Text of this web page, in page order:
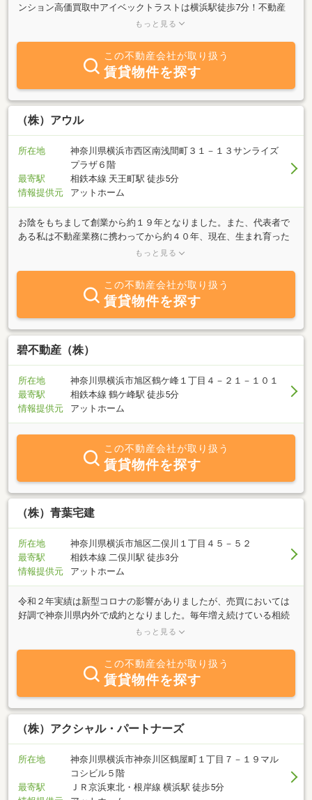
ンション高価買取中アイベックトラストは横浜駅徒歩7分！不動産
の売買・賃貸・管理及びリフォーム工事など行っております。お気
もっと見る
この不動産会社が取り扱う
賃貸物件を探す
（株）アウル
所在地
神奈川県横浜市西区南浅間町３１－１３サンライズ
プラザ６階
最寄駅
相鉄本線 天王町駅 徒歩5分
情報提供元
アットホーム
お陰をもちまして創業から約１９年となりました。また、代表者で
ある私は不動産業務に携わってから約４０年、現在、生まれ育った
天王町の地で賃貸、売買、管理等幅広く業務展開しております。賃
護士の方々から依頼を受けた任意売却物件や相続財産清算物件、成
年後見人物件等の仲介業務をおこなっています。当社事務所は一般
的な不動産屋さんの店舗・事務所とは異なりますがランドマーク等
が一望でき落ち着いた雰囲気のある事務所です。接客ルームは契約
だけではなくご相談事などにも適した個室対応となりますので、お
気軽にお越し下さい。
もっと見る
この不動産会社が取り扱う
賃貸物件を探す
碧不動産（株）
所在地
神奈川県横浜市旭区鶴ケ峰１丁目４－２１－１０１
最寄駅
相鉄本線 鶴ケ峰駅 徒歩5分
情報提供元
アットホーム
この不動産会社が取り扱う
賃貸物件を探す
（株）青葉宅建
所在地
神奈川県横浜市旭区二俣川１丁目４５－５２
最寄駅
相鉄本線 二俣川駅 徒歩3分
情報提供元
アットホーム
令和２年実績は新型コロナの影響がありましたが、売買においては
好調で神奈川県内外で成約となりました。毎年増え続けている相続
相談や毎月5,000（税別）～の空き家管理はお陰様でご好評を頂いて
店（障碍者・高齢者・寡婦・外国人に対して積極的にお手伝い致し
ております。）賃貸入居時においてのクレジット対応可能です（提
携会社所定の審査あり。提携会社所定の金利が掛かります。）本年
のＧＷ休業について、5月1日～5月6日までＧＷ休業とさせていただ
きます。
もっと見る
この不動産会社が取り扱う
賃貸物件を探す
（株）アクシャル・パートナーズ
所在地
神奈川県横浜市神奈川区鶴屋町１丁目７－１９マル
コシビル５階
最寄駅
ＪＲ京浜東北・根岸線 横浜駅 徒歩5分